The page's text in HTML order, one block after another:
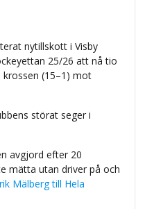
nytillskott i Visby
25/26 att nå tio
(15–1) mot
störat seger i
avgjord efter 20
mätta utan driver på och
Mälberg till Hela